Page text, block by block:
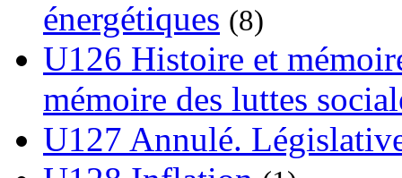
énergétiques (8)
U126 Histoire et
mémoire des luttes
U127 Annulé.